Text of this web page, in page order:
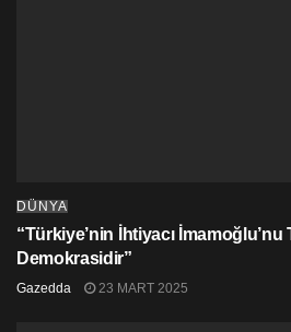
DÜNYA
“Türkiye’nin İhtiyacı
Demokrasidir”
Gazedda 23 MART 2025